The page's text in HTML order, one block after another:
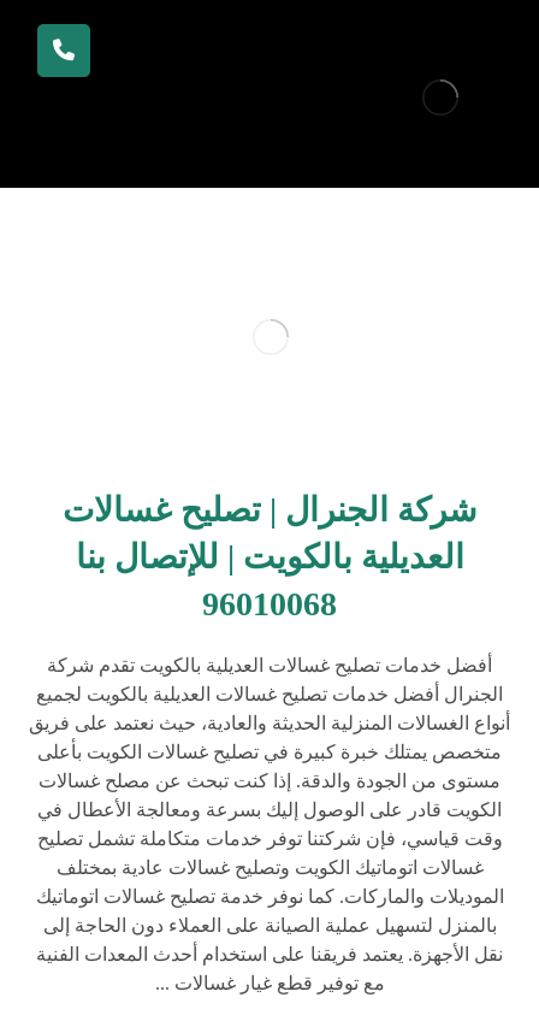
شركة الجنرال | تصليح غسالات
العديلية بالكويت | للإتصال بنا
96010068
أفضل خدمات تصليح غسالات العديلية بالكويت تقدم شركة
الجنرال أفضل خدمات تصليح غسالات العديلية بالكويت لجميع
أنواع الغسالات المنزلية الحديثة والعادية، حيث نعتمد على فريق
متخصص يمتلك خبرة كبيرة في تصليح غسالات الكويت بأعلى
مستوى من الجودة والدقة. إذا كنت تبحث عن مصلح غسالات
الكويت قادر على الوصول إليك بسرعة ومعالجة الأعطال في
وقت قياسي، فإن شركتنا توفر خدمات متكاملة تشمل تصليح
غسالات اتوماتيك الكويت وتصليح غسالات عادية بمختلف
الموديلات والماركات. كما نوفر خدمة تصليح غسالات اتوماتيك
بالمنزل لتسهيل عملية الصيانة على العملاء دون الحاجة إلى
نقل الأجهزة. يعتمد فريقنا على استخدام أحدث المعدات الفنية
مع توفير قطع غيار غسالات ...